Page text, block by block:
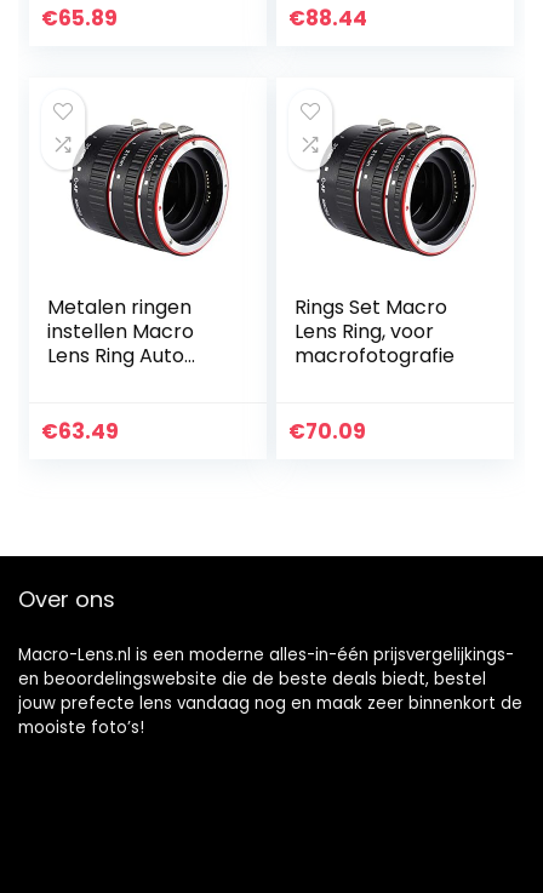
Verstelbare
€65.89
Z50/Z6/Z7/Z6II/Z7I
€88.44
Metalen ringen
instellen Macro
Lens Ring Auto
€63.49
Rings Set Macro
Lens Ring, voor
macrofotografie
€70.09
Over ons
Macro-Lens.nl is een moderne alles-in-één prijsvergelijkings-
en beoordelingswebsite die de beste deals biedt, bestel
jouw prefecte lens vandaag nog en maak zeer binnenkort de
mooiste foto’s!